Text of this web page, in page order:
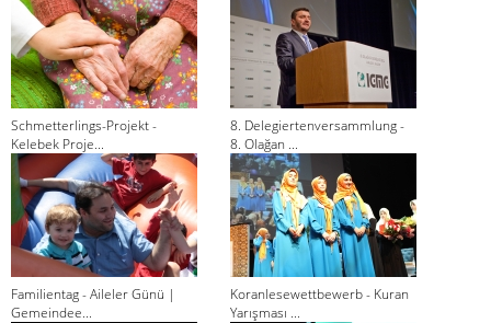
Schmetterlings-Projekt -
Kelebek Proje...
8. Delegiertenversammlung -
8. Olağan ...
Familientag - Aileler Günü |
Gemeindee...
Koranlesewettbewerb - Kuran
Yarışması ...